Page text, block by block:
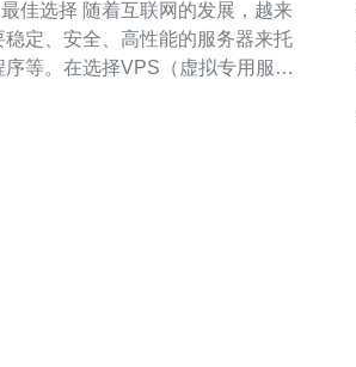
的发展，越来
定、安全、高性能的服务器来托
等。在选择VPS（虚拟专用服务
网中心，台湾拥有优越的地理位